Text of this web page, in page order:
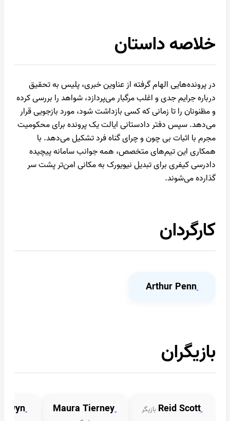
خلاصه داستان
در پرونده‌هایی الهام گرفته از عناوین خبری، پلیس به تحقیق
درباره جرایم جدی و اغلب مرگبار می‌پردازد، شواهد را بررسی کرده
و مظنونان را تا زمانی که کسی بازداشت شود، مورد بازجویی قرار
می‌دهد. سپس دفتر دادستانی ایالت یک پرونده برای محکومیت
مجرم با اثبات بی چون و چرای گناه فرد تشکیل می‌دهد. با
همکاری این تیم‌های متخصص، همه جوانب سامانه پیچیده
دادرسی کیفری برای تبدیل نیویورک به مکانی امن‌تر پشت سر
گذارده می‌شوند.
کارگردان
Arthur Penn
بازیگران
Reid Scott بازیگر Maura Tierney